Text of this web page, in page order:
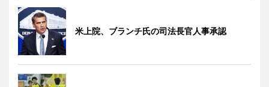
米上院、ブランチ氏の司法長官人事承認